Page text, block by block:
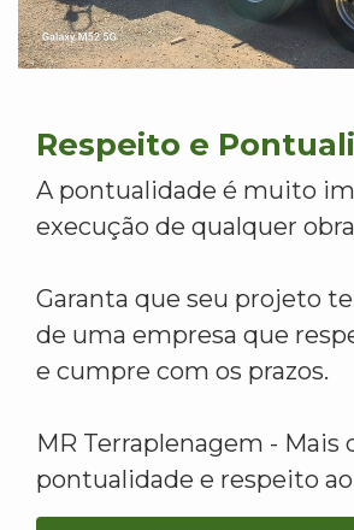
Respeito e
A pontualidade é muito
execução de qualquer
Garanta que seu projeto
de uma empresa que
e cumpre com os prazos.
MR Terraplenagem - Mais
pontualidade e respeito